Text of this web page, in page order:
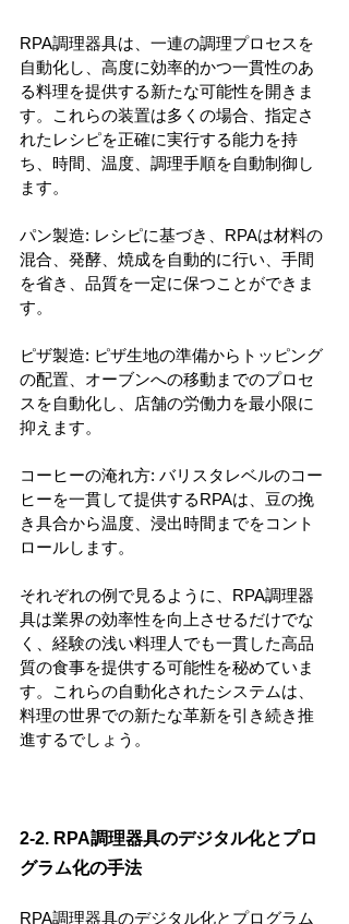
RPA調理器具は、一連の調理プロセスを
自動化し、高度に効率的かつ一貫性のあ
る料理を提供する新たな可能性を開きま
す。これらの装置は多くの場合、指定さ
れたレシピを正確に実行する能力を持
ち、時間、温度、調理手順を自動制御し
ます。
パン製造: レシピに基づき、RPAは材料の
混合、発酵、焼成を自動的に行い、手間
を省き、品質を一定に保つことができま
す。
ピザ製造: ピザ生地の準備からトッピング
の配置、オーブンへの移動までのプロセ
スを自動化し、店舗の労働力を最小限に
抑えます。
コーヒーの淹れ方: バリスタレベルのコー
ヒーを一貫して提供するRPAは、豆の挽
き具合から温度、浸出時間までをコント
ロールします。
それぞれの例で見るように、RPA調理器
具は業界の効率性を向上させるだけでな
く、経験の浅い料理人でも一貫した高品
質の食事を提供する可能性を秘めていま
す。これらの自動化されたシステムは、
料理の世界での新たな革新を引き続き推
進するでしょう。
2-2. RPA調理器具のデジタル化とプロ
グラム化の手法
RPA調理器具のデジタル化とプログラム